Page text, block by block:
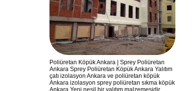
Poliüretan Köpük Ankara | Sprey Poliüretan
Ankara Sprey Poliüretan Köpük Ankara Yalıtım
çatı izolasyon Ankara ve poliüretan köpük
Ankara izolasyon sprey poliüretan sıkma köpük